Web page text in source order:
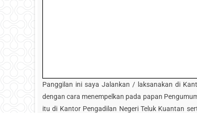
Panggilan ini saya Jalankan / laksanakan di
dengan cara menempelkan pada papan
itu di Kantor Pengadilan Negeri Teluk Kuantan